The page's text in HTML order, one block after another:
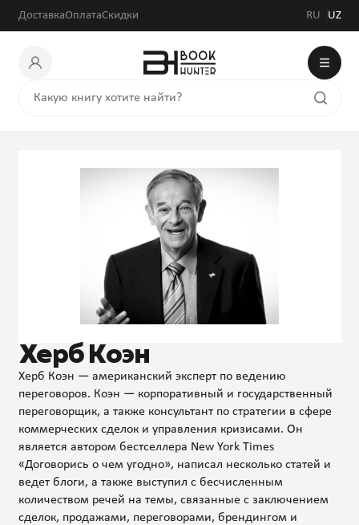
ДоставкаОплатаСкидки RU UZ
Херб Коэн
Херб Коэн — американский эксперт по ведению
переговоров. Коэн — корпоративный и государственный
переговорщик, а также консультант по стратегии в сфере
коммерческих сделок и управления кризисами. Он
является автором бестселлера New York Times
«Договорись о чем угодно», написал несколько статей и
ведет блоги, а также выступил с бесчисленным
количеством речей на темы, связанные с заключением
сделок, продажами, переговорами, брендингом и